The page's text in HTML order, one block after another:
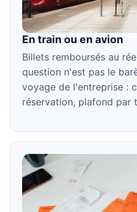
En train ou en avion
Billets remboursés au
question n'est pas le
voyage de l'entreprise :
réservation, plafond par